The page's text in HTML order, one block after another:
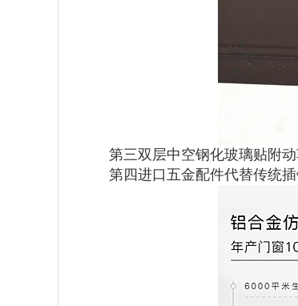
第三双层中空钢化玻璃贴附
第四进口五金配件代替传统插